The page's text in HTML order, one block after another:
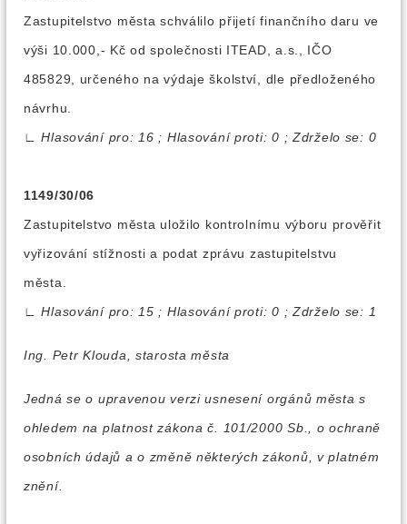
Zastupitelstvo města schválilo přijetí finančního daru ve
výši 10.000,- Kč od společnosti ITEAD, a.s., IČO
485829, určeného na výdaje školství, dle předloženého
návrhu.
∟
Hlasování pro: 16 ; Hlasování proti: 0 ; Zdrželo se: 0
1149/30/06
Zastupitelstvo města uložilo kontrolnímu výboru prověřit
vyřizování stížnosti a podat zprávu zastupitelstvu
města.
∟
Hlasování pro: 15 ; Hlasování proti: 0 ; Zdrželo se: 1
Ing. Petr Klouda, starosta města
Jedná se o upravenou verzi usnesení orgánů města s
ohledem na platnost zákona č. 101/2000 Sb., o ochraně
osobních údajů a o změně některých zákonů, v platném
znění.